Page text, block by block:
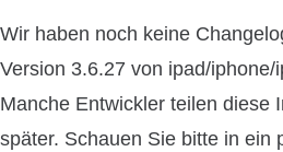
Wir haben noch keine
Version 3.6.27 von ipad/iphone/
Manche Entwickler teilen diese
später. Schauen Sie bitte in ein